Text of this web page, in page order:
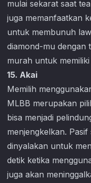
mulai sekarat saat
juga memanfaatkan
untuk membunuh
diamond-mu dengan
murah untuk
15. Akai
Memilih
MLBB merupakan
bisa menjadi
menjengkelkan. Pasif
dinyalakan untuk
detik ketika
juga akan